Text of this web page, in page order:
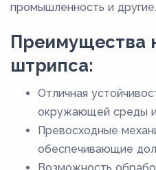
промышленность и другие.
Преимущества
штрипса:
Отличная
окружающей среды
Превосходные
обеспечивающие